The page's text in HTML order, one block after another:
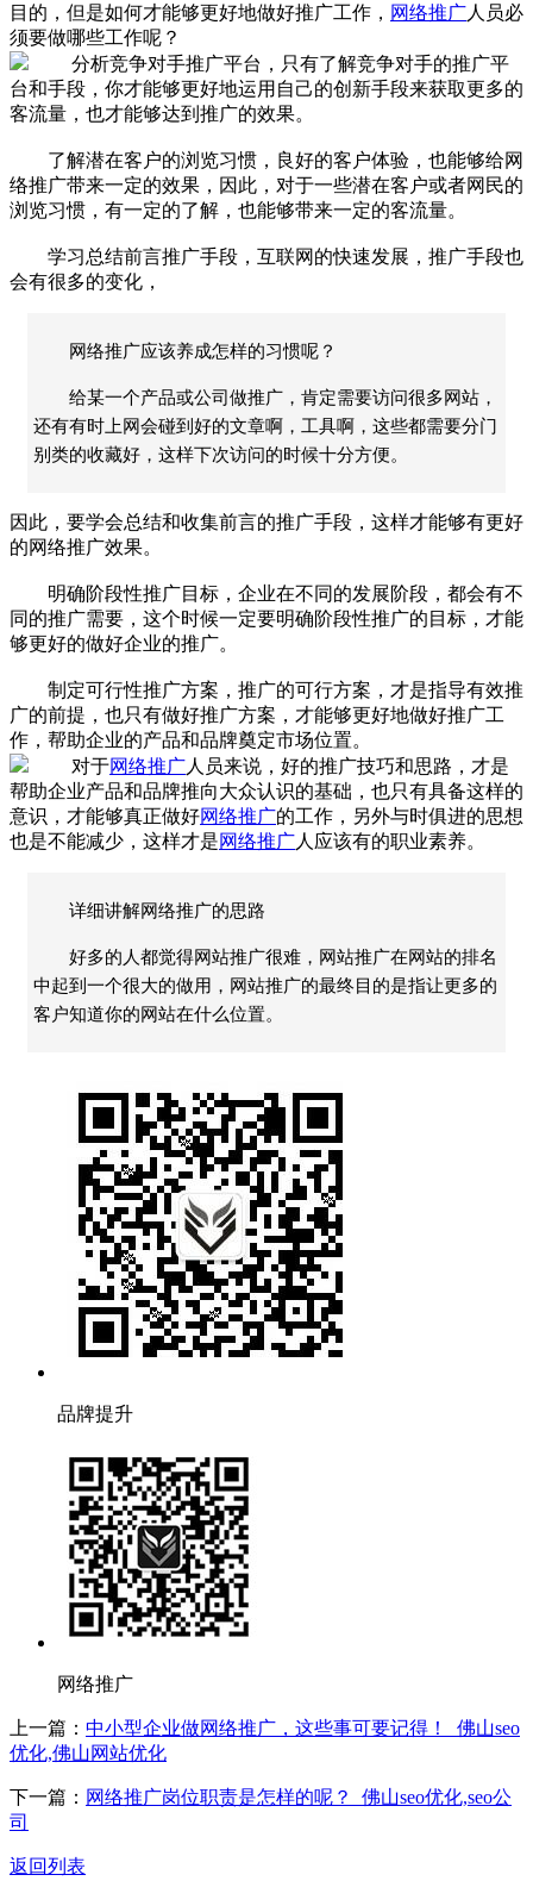
目的，但是如何才能够更好地做好推广工作， 网络推广人员必
须要做哪些工作呢？
分析竞争对手推广平台，只有了解竞争对手的推广平
台和手段，你才能够更好地运用自己的创新手段来获取更多的
客流量，也才能够达到推广的效果。
了解潜在客户的浏览习惯，良好的客户体验，也能够给网
络推广带来一定的效果，因此，对于一些潜在客户或者网民的
浏览习惯，有一定的了解，也能够带来一定的客流量。
学习总结前言推广手段，互联网的快速发展，推广手段也
会有很多的变化，
网络推广应该养成怎样的习惯呢？
给某一个产品或公司做推广，肯定需要访问很多网站，
还有有时上网会碰到好的文章啊，工具啊，这些都需要分门
别类的收藏好，这样下次访问的时候十分方便。
因此，要学会总结和收集前言的推广手段，这样才能够有更好
的网络推广效果。
明确阶段性推广目标，企业在不同的发展阶段，都会有不
同的推广需要，这个时候一定要明确阶段性推广的目标，才能
够更好的做好企业的推广。
制定可行性推广方案，推广的可行方案，才是指导有效推
广的前提，也只有做好推广方案，才能够更好地做好推广工
作，帮助企业的产品和品牌奠定市场位置。
对于网络推广人员来说，好的推广技巧和思路，才是
帮助企业产品和品牌推向大众认识的基础，也只有具备这样的
意识，才能够真正做好网络推广的工作，另外与时俱进的思想
也是不能减少，这样才是网络推广人应该有的职业素养。
详细讲解网络推广的思路
好多的人都觉得网站推广很难，网站推广在网站的排名
中起到一个很大的做用，网站推广的最终目的是指让更多的
客户知道你的网站在什么位置。
品牌提升
网络推广
上一篇： 中小型企业做网络推广，这些事可要记得！_佛山seo
优化,佛山网站优化
下一篇： 网络推广岗位职责是怎样的呢？_佛山seo优化,seo公
司
返回列表